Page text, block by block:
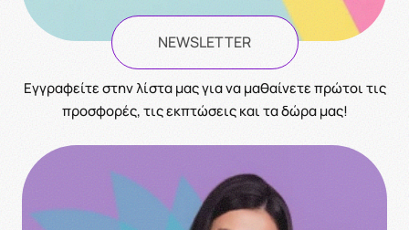
NEWSLETTER
Eγγραφείτε στην λίστα μας για να μαθαίνετε πρώτοι τις
προσφορές, τις εκπτώσεις και τα δώρα μας!